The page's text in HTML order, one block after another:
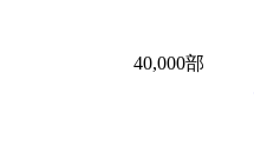
40,000部